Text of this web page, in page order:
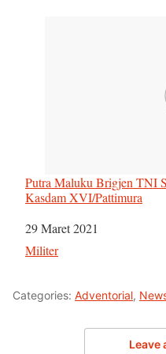
Putra Maluku Brigjen TNI
Kasdam XVI/Pattimura
Tanggal
29 Maret 2021
Sehubungan dengan
Militer
Categories: Adventorial,
Leave